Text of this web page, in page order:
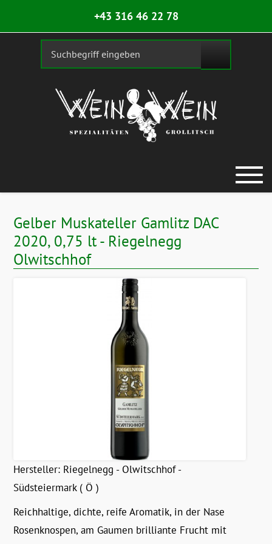
+43 316 46 22 78
Gelber Muskateller Gamlitz DAC
2020, 0,75 lt - Riegelnegg
Olwitschhof
Hersteller: Riegelnegg - Olwitschhof -
Südsteiermark ( Ö )
Reichhaltige, dichte, reife Aromatik, in der Nase
Rosenknospen, am Gaumen brilliante Frucht mit